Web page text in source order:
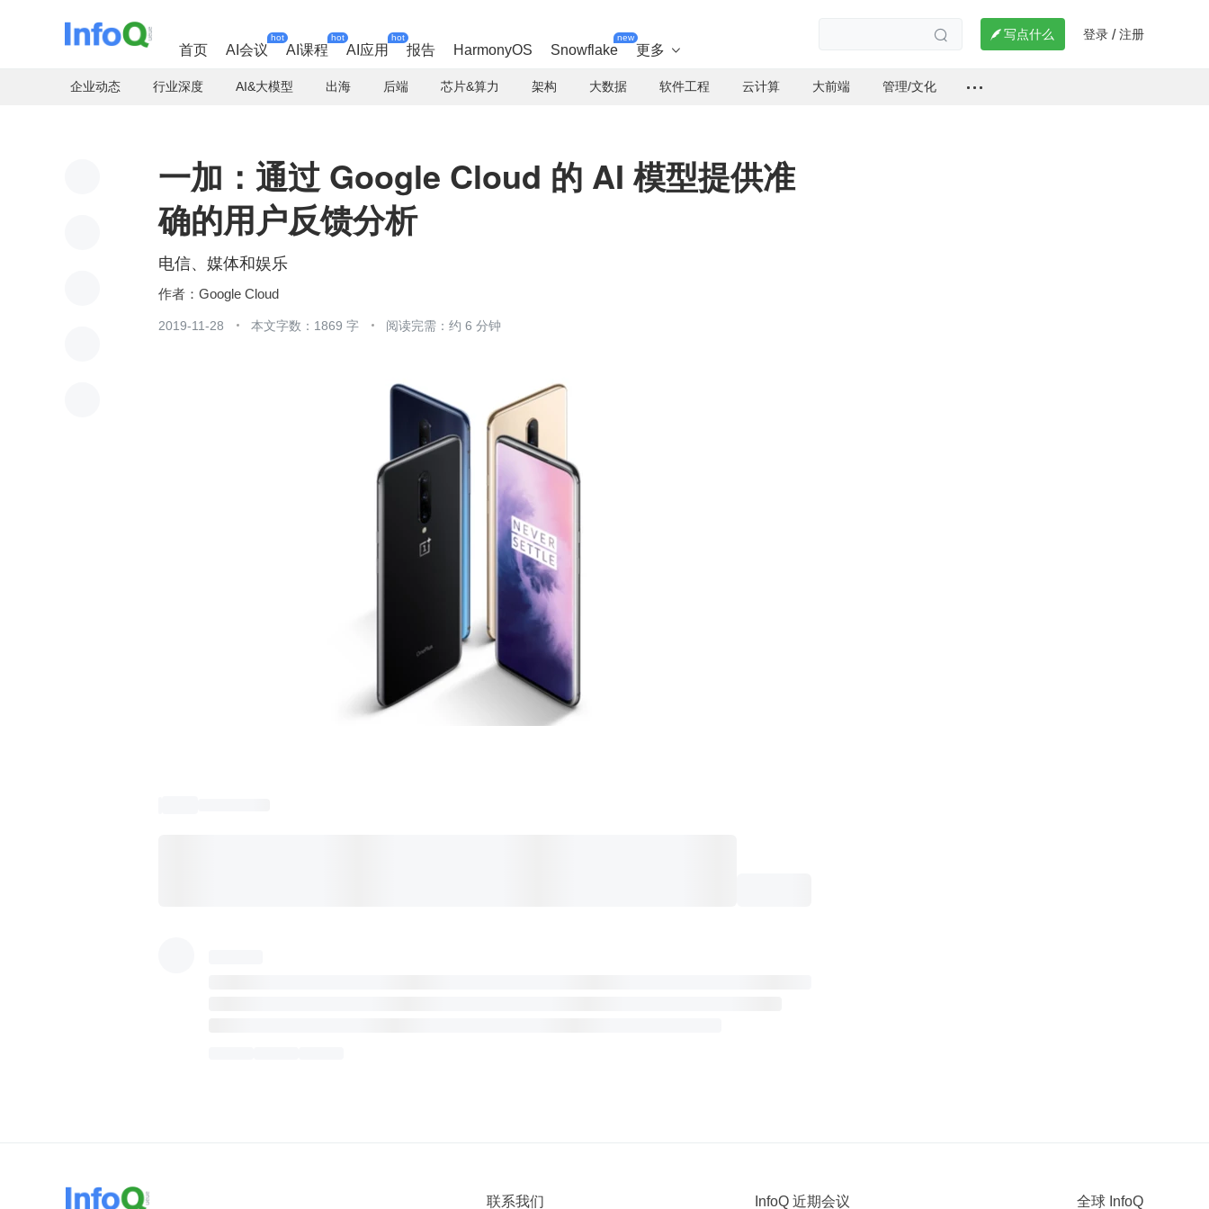
首页 AI会议
hot
AI课程
hot
AI应用
hot
报告 HarmonyOS Snowflake
new
更多 
  写点什么 登录 / 注册
企业动态 行业深度 AI&大模型 出海 后端 芯片&算力 架构 大数据 软件工程 云计算 大前端 管理/文化
一加：通过 Google Cloud 的 AI 模型提供准
确的用户反馈分析
电信、媒体和娱乐
Google Cloud
2019-11-28 本文字数：1869 字 阅读完需：约 6 分钟
联系我们 InfoQ 近期会议 全球 InfoQ